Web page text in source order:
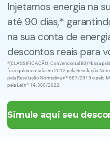
Injetamos energia na
até 90 dias,*
na sua conta de
descontos reais para
*(CLASSIFICAÇÃO: Convencional B3) *Essa
foi regulamentada em 2012 pela Resolução
pela Resolução Normativa nº 687/2015 e pelo
pela Lei nº 14.300/2022.
Simule aqui seu